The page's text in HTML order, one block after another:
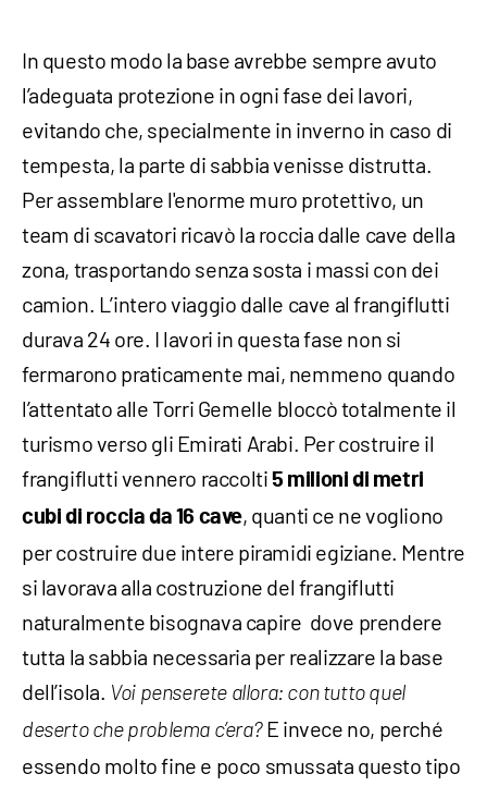
In questo modo la base avrebbe sempre avuto
l’adeguata protezione in ogni fase dei lavori,
evitando che, specialmente in inverno in caso di
tempesta, la parte di sabbia venisse distrutta.
Per assemblare l'enorme muro protettivo, un
team di scavatori ricavò la roccia dalle cave della
zona, trasportando senza sosta i massi con dei
camion. L’intero viaggio dalle cave al frangiflutti
durava 24 ore. I lavori in questa fase non si
fermarono praticamente mai, nemmeno quando
l’attentato alle Torri Gemelle bloccò totalmente il
turismo verso gli Emirati Arabi. Per costruire il
frangiflutti vennero raccolti5 milioni di metri
cubi di roccia da 16 cave, quanti ce ne vogliono
per costruire due intere piramidi egiziane. Mentre
si lavorava alla costruzione del frangiflutti
naturalmente bisognava capire dove prendere
tutta la sabbia necessaria per realizzare la base
dell’isola. Voi penserete allora: con tutto quel
deserto che problema c’era?E invece no, perché
essendo molto fine e poco smussata questo tipo